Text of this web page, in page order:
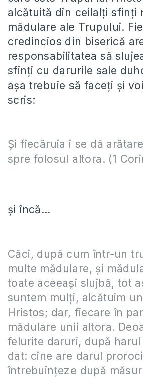
alcătuită din ceilalți sfinți
mădulare ale Trupului.
credincios din biserică
responsabilitatea să
sfinți cu darurile sale
așa trebuie să faceți și
scris:
Şi fiecăruia i se dă
spre folosul altora. (1
și încă…
Căci, după cum într-un
multe mădulare, şi
toate aceeaşi slujbă, tot
suntem mulţi, alcătuim
Hristos; dar, fiecare în
mădulare unii altora.
felurite daruri, după
dat: cine are darul
întrebuinţeze după